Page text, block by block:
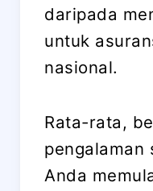
daripada
untuk
nasional.
Rata-rata,
pengalaman
Anda